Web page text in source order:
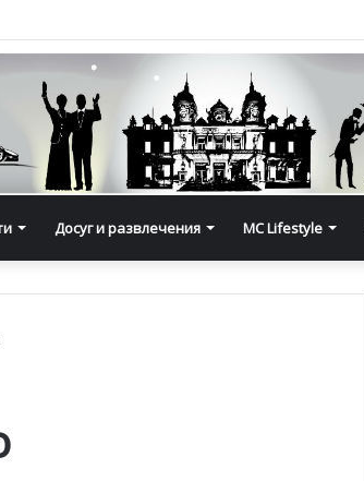
Досуг и развлечения MC Lifestyle